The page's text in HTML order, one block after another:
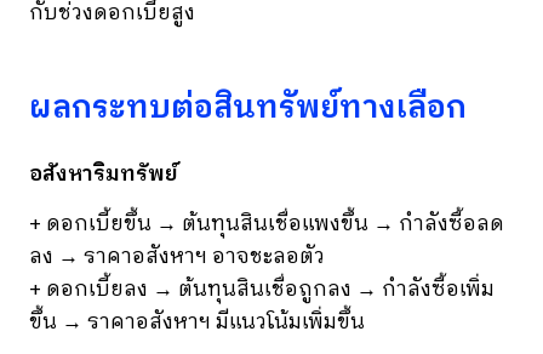
กับช่วงดอกเบี้ยสูง
ผลกระทบต่อสินทรัพย์ทางเลือก
อสังหาริมทรัพย์
+ ดอกเบี้ยขึ้น → ต้นทุนสินเชื่อแพงขึ้น → กำลังซื้อลด
ลง → ราคาอสังหาฯ อาจชะลอตัว
+ ดอกเบี้ยลง → ต้นทุนสินเชื่อถูกลง → กำลังซื้อเพิ่ม
ขึ้น → ราคาอสังหาฯ มีแนวโน้มเพิ่มขึ้น